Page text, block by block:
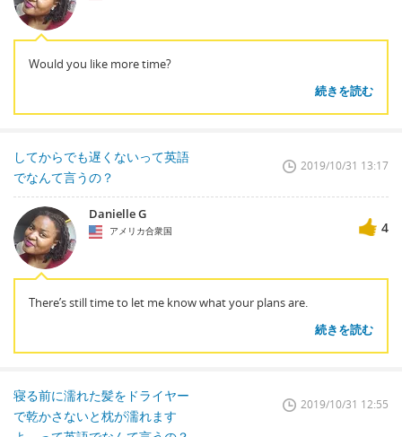
Would you like more time?
続きを読む
してからでも遅くないって英語
でなんて言うの？
2019/10/31 13:17
Danielle G
アメリカ合衆国 4
There’s still time to let me know what your plans are.
続きを読む
寝る前に濡れた髪をドライヤー
で乾かさないと枕が濡れます
2019/10/31 12:55